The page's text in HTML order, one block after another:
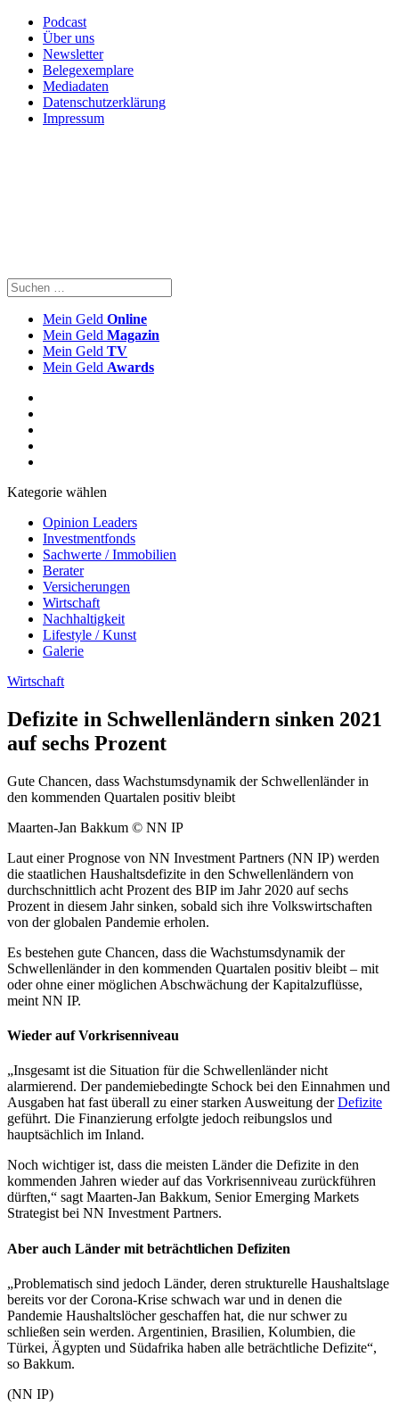
Podcast
Über uns
Newsletter
Belegexemplare
Mediadaten
Datenschutzerklärung
Impressum
Mein Geld Online
Mein Geld Magazin
Mein Geld TV
Mein Geld Awards
Kategorie wählen
Opinion Leaders
Investmentfonds
Sachwerte / Immobilien
Berater
Versicherungen
Wirtschaft
Nachhaltigkeit
Lifestyle / Kunst
Galerie
Wirtschaft
Defizite in Schwellenländern sinken 2021
auf sechs Prozent
Gute Chancen, dass Wachstumsdynamik der Schwellenländer in
den kommenden Quartalen positiv bleibt
Maarten-Jan Bakkum © NN IP
Laut einer Prognose von NN Investment Partners (NN IP) werden
die staatlichen Haushaltsdefizite in den Schwellenländern von
durchschnittlich acht Prozent des BIP im Jahr 2020 auf sechs
Prozent in diesem Jahr sinken, sobald sich ihre Volkswirtschaften
von der globalen Pandemie erholen.
Es bestehen gute Chancen, dass die Wachstumsdynamik der
Schwellenländer in den kommenden Quartalen positiv bleibt – mit
oder ohne einer möglichen Abschwächung der Kapitalzuflüsse,
meint NN IP.
Wieder auf Vorkrisenniveau
„Insgesamt ist die Situation für die Schwellenländer nicht
alarmierend. Der pandemiebedingte Schock bei den Einnahmen und
Ausgaben hat fast überall zu einer starken Ausweitung derDefizite
geführt. Die Finanzierung erfolgte jedoch reibungslos und
hauptsächlich im Inland.
Noch wichtiger ist, dass die meisten Länder die Defizite in den
kommenden Jahren wieder auf das Vorkrisenniveau zurückführen
dürften,“ sagt Maarten-Jan Bakkum, Senior Emerging Markets
Strategist bei NN Investment Partners.
Aber auch Länder mit beträchtlichen Defiziten
„Problematisch sind jedoch Länder, deren strukturelle Haushaltslage
bereits vor der Corona-Krise schwach war und in denen die
Pandemie Haushaltslöcher geschaffen hat, die nur schwer zu
schließen sein werden. Argentinien, Brasilien, Kolumbien, die
Türkei, Ägypten und Südafrika haben alle beträchtliche Defizite“,
so Bakkum.
(NN IP)